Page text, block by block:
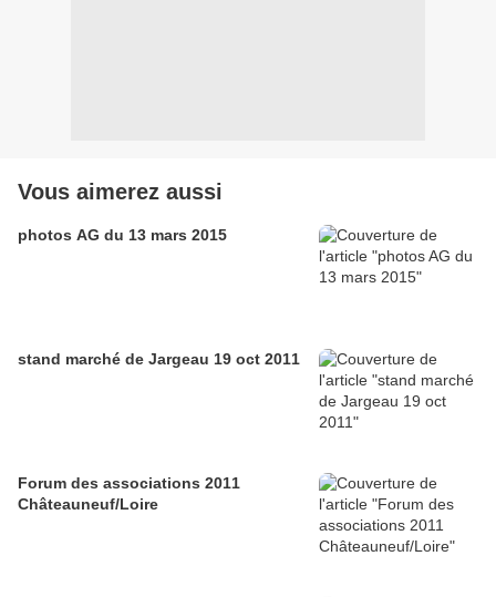
Vous aimerez aussi
photos AG du 13 mars 2015
stand marché de Jargeau 19 oct 2011
Forum des associations 2011
Châteauneuf/Loire